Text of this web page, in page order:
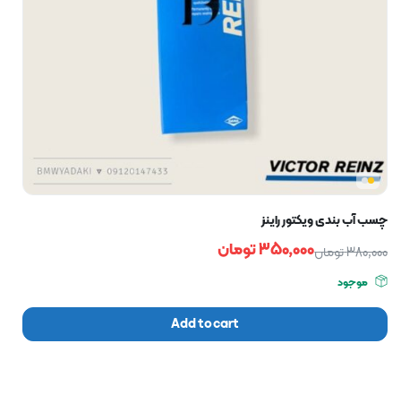
چسب آب بندی ویکتور راینز
380,000تومان350,000تومان
موجود
Add to cart